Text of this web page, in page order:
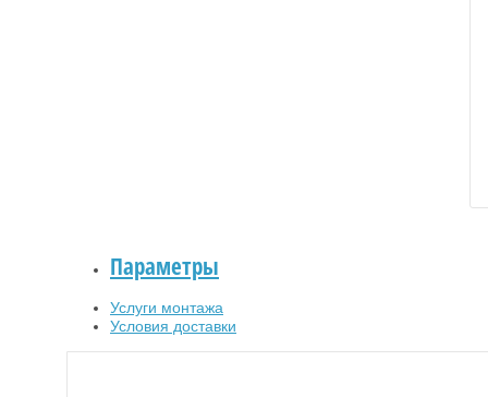
Параметры
Услуги монтажа
Условия доставки